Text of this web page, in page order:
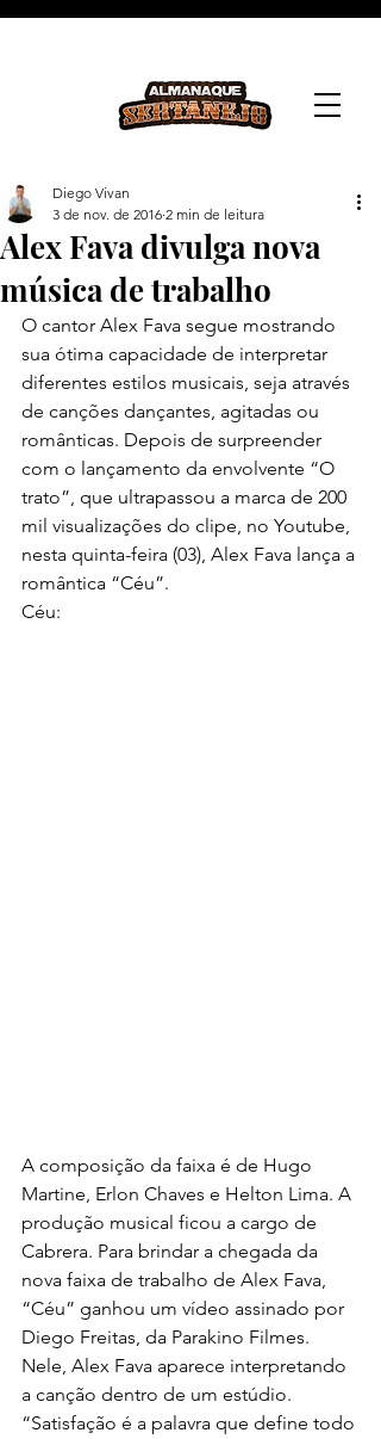
Alex Fava divulga nova
música de trabalho
Diego Vivan
3 de nov. de 2016 2 min de leitura
O cantor Alex Fava segue mostrando
sua ótima capacidade de interpretar
diferentes estilos musicais, seja através
de canções dançantes, agitadas ou
românticas. Depois de surpreender
com o lançamento da envolvente “O
trato”, que ultrapassou a marca de 200
mil visualizações do clipe, no Youtube,
nesta quinta-feira (03), Alex Fava lança a
romântica “Céu”.
Céu:
A composição da faixa é de Hugo
Martine, Erlon Chaves e Helton Lima. A
produção musical ficou a cargo de
Cabrera. Para brindar a chegada da
nova faixa de trabalho de Alex Fava,
“Céu” ganhou um vídeo assinado por
Diego Freitas, da Parakino Filmes.
Nele, Alex Fava aparece interpretando
a canção dentro de um estúdio.
“Satisfação é a palavra que define todo